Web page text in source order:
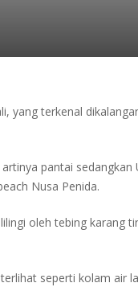
yang terkenal
pantai
Nusa Penida.
oleh tebing karang
seperti kolam air